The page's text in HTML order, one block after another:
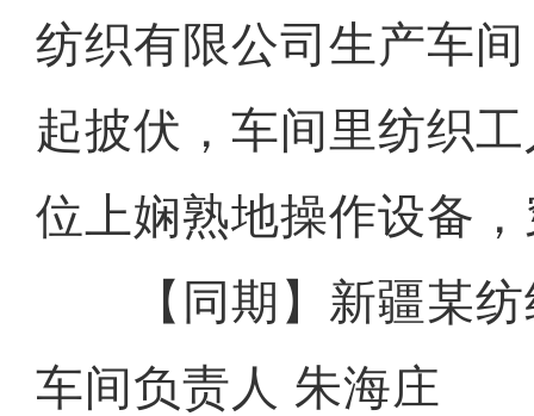
纺织有限公司生产车
起披伏，车间里纺织
位上娴熟地操作设备
【同期】新疆某纺
车间负责人 朱海庄